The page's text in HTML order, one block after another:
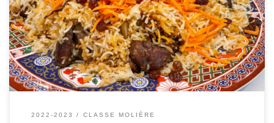
lire et les écouter dans leur livre de recettes numérique. Notre
livre de recettesClick to read this book, made with Book
Creatorread.bookcreator.com
2022-2023 CLASSE MOLIÈRE